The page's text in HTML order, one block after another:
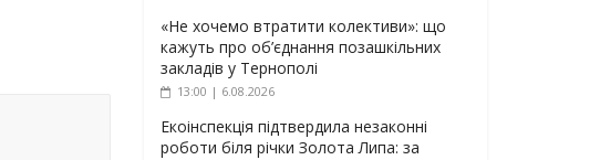
«Не хочемо втратити колективи»: що
кажуть про об’єднання позашкільних
закладів у Тернополі
13:00 | 6.08.2026
Екоінспекція підтвердила незаконні
роботи біля річки Золота Липа: за